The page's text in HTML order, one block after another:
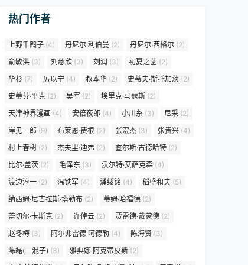
热门作者
上野千鹤子 (4) 丹尼尔·利伯曼 (2) 丹尼尔·西格尔 (2)
俞敏洪 (3) 刘慈欣 (3) 刘润 (3) 初夏之菡 (2)
华杉 (7) 厉以宁 (4) 叔本华 (2) 史蒂夫·斯托加茨 (2)
史蒂芬·平克 (2) 吴军 (2) 埃里克·马瑟斯 (2)
天津神界漫画 (4) 安倍夜郎 (4) 小川糸 (3) 尼采 (2)
岸见一郎 (9) 布莱恩·费根 (2) 张宏杰 (3) 张贵兴 (4)
村上春树 (2) 杰夫里·迪弗 (2) 查尔斯·古德哈特 (2)
比尔·盖茨 (2) 毛泽东 (3) 沃尔特·艾萨克森 (4)
渡边淳一 (2) 温铁军 (4) 潘绥铭 (4) 稻盛和夫 (5)
纳西姆·尼古拉斯·塔勒布 (2) 蒂姆·哈福德 (2)
蕾切尔·卡斯克 (2) 许倬云 (2) 贾雷德·戴蒙德 (2)
赵冬梅 (3) 阿尔弗雷德·阿德勒 (4) 陈海贤 (3)
陈磊(二混子) (3) 雅典娜·阿克蒂皮斯 (2)